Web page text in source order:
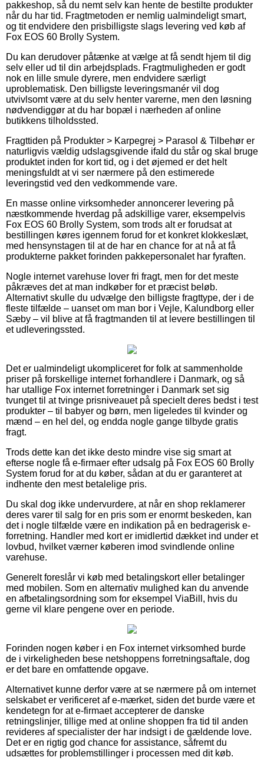
pakkeshop, så du nemt selv kan hente de bestilte produkter
når du har tid. Fragtmetoden er nemlig ualmindeligt smart,
og tit endvidere den prisbilligste slags levering ved køb af
Fox EOS 60 Brolly System.
Du kan derudover påtænke at vælge at få sendt hjem til dig
selv eller ud til din arbejdsplads. Fragtmuligheden er godt
nok en lille smule dyrere, men endvidere særligt
uproblematisk. Den billigste leveringsmanér vil dog
utvivlsomt være at du selv henter varerne, men den løsning
nødvendiggør at du har bopæl i nærheden af online
butikkens tilholdssted.
Fragttiden på Produkter > Karpegrej > Parasol & Tilbehør er
naturligvis vældig udslagsgivende ifald du står og skal bruge
produktet inden for kort tid, og i det øjemed er det helt
meningsfuldt at vi ser nærmere på den estimerede
leveringstid ved den vedkommende vare.
En masse online virksomheder annoncerer levering på
næstkommende hverdag på adskillige varer, eksempelvis
Fox EOS 60 Brolly System, som trods alt er forudsat at
bestillingen køres igennem forud for et konkret klokkeslæt,
med hensynstagen til at de har en chance for at nå at få
produkterne pakket forinden pakkepersonalet har fyraften.
Nogle internet varehuse lover fri fragt, men for det meste
påkræves det at man indkøber for et præcist beløb.
Alternativt skulle du udvælge den billigste fragttype, der i de
fleste tilfælde – uanset om man bor i Vejle, Kalundborg eller
Sæby – vil blive at få fragtmanden til at levere bestillingen til
et udleveringssted.
Det er ualmindeligt ukompliceret for folk at sammenholde
priser på forskellige internet forhandlere i Danmark, og så
har utallige Fox internet forretninger i Danmark set sig
tvunget til at tvinge prisniveauet på specielt deres bedst i test
produkter – til babyer og børn, men ligeledes til kvinder og
mænd – en hel del, og endda nogle gange tilbyde gratis
fragt.
Trods dette kan det ikke desto mindre vise sig smart at
efterse nogle få e-firmaer efter udsalg på Fox EOS 60 Brolly
System forud for at du køber, sådan at du er garanteret at
indhente den mest betalelige pris.
Du skal dog ikke undervurdere, at når en shop reklamerer
deres varer til salg for en pris som er enormt beskeden, kan
det i nogle tilfælde være en indikation på en bedragerisk e-
forretning. Handler med kort er imidlertid dækket ind under et
lovbud, hvilket værner køberen imod svindlende online
varehuse.
Generelt foreslår vi køb med betalingskort eller betalinger
med mobilen. Som en alternativ mulighed kan du anvende
en afbetalingsordning som for eksempel ViaBill, hvis du
gerne vil klare pengene over en periode.
Forinden nogen køber i en Fox internet virksomhed burde
de i virkeligheden bese netshoppens forretningsaftale, dog
er det bare en omfattende opgave.
Alternativet kunne derfor være at se nærmere på om internet
selskabet er verificeret af e-mærket, siden det burde være et
kendetegn for at e-firmaet accepterer de danske
retningslinjer, tillige med at online shoppen fra tid til anden
revideres af specialister der har indsigt i de gældende love.
Det er en rigtig god chance for assistance, såfremt du
udsættes for problemstillinger i processen med dit køb.